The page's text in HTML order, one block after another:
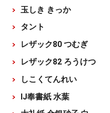
玉しき きっか
タント
レザック80 つむぎ
レザック82 ろうけつ
しこくてんれい
IJ奉書紙 水葉